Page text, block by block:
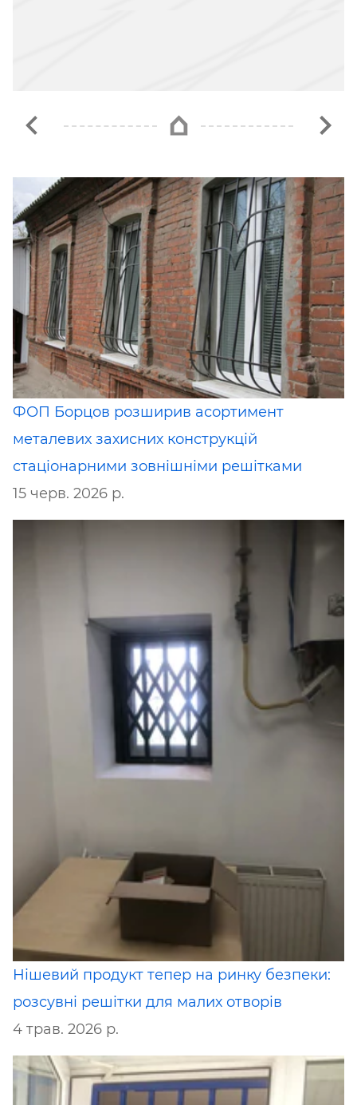
ФОП Борцов розширив асортимент
металевих захисних конструкцій
стаціонарними зовнішніми решітками
15 черв. 2026 р.
Нішевий продукт тепер на ринку безпеки:
розсувні решітки для малих отворів
4 трав. 2026 р.